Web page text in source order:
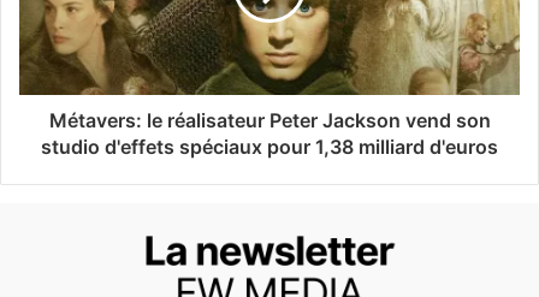
Métavers: le réalisateur Peter Jackson vend son
studio d'effets spéciaux pour 1,38 milliard d'euros